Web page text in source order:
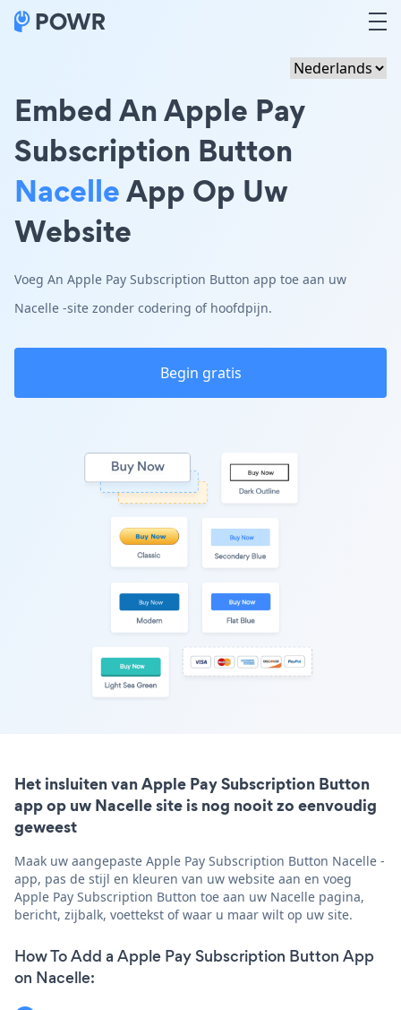
Embed An Apple Pay
Subscription Button
NacelleApp Op Uw
Website
Voeg An Apple Pay Subscription Button app toe aan uw
Nacelle -site zonder codering of hoofdpijn.
Begin gratis
Het insluiten van Apple Pay Subscription Button
app op uw Nacelle site is nog nooit zo eenvoudig
geweest
Maak uw aangepaste Apple Pay Subscription Button Nacelle -
app, pas de stijl en kleuren van uw website aan en voeg
Apple Pay Subscription Button toe aan uw Nacelle pagina,
bericht, zijbalk, voettekst of waar u maar wilt op uw site.
How To Add a Apple Pay Subscription Button App
on Nacelle: